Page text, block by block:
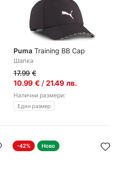
Puma Training BB Cap
Шапка
17.99 €
10.99 € / 21.49 лв.
Налични размери:
Един размер
-42% Ново